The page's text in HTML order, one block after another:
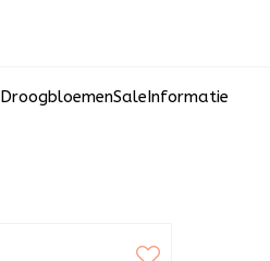
DroogbloemenSaleInformatie